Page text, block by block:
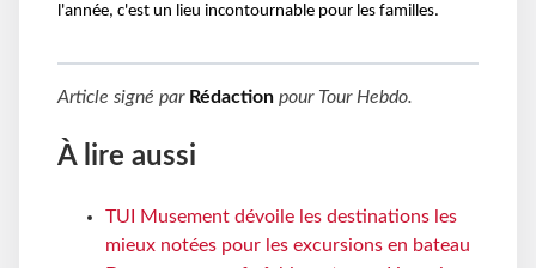
l'année, c'est un lieu incontournable pour les familles.
Article signé par Rédaction pour Tour Hebdo.
À lire aussi
TUI Musement dévoile les destinations les
mieux notées pour les excursions en bateau